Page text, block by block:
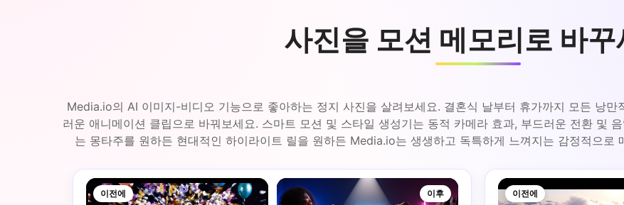
사진을 모션 메모리로 바꾸
Media.io의 AI 이미지-비디오 기능으로 좋아하는 정지 사진을 살려보세요. 결혼식 날부터 휴가까지 모든 낭
러운 애니메이션 클립으로 바꿔보세요. 스마트 모션 및 스타일 생성기는 동적 카메라 효과, 부드러운 전환 및
는 몽타주를 원하든 현대적인 하이라이트 릴을 원하든 Media.io는 생생하고 독특하게 느껴지는 감정적으로
이전에 이후 이전에